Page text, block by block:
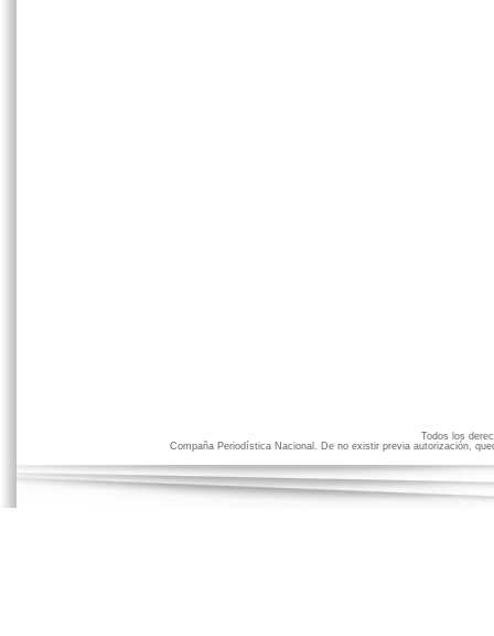
Todos los
Compaña Periodística Nacional. De no existir previa autorización,